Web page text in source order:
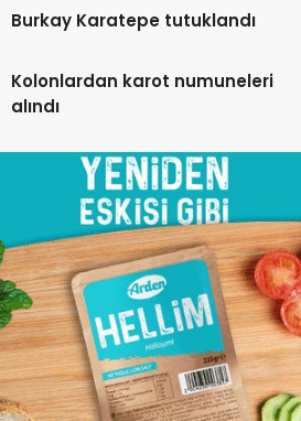
Burkay Karatepe tutuklandı
Kolonlardan karot numuneleri
alındı